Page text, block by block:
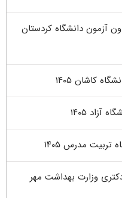
آزمون دانشگاه کردستان
کاشان ۱۴۰۵
۱۴۰۵
مدرس ۱۴۰۵
وزارت بهداشت مهر